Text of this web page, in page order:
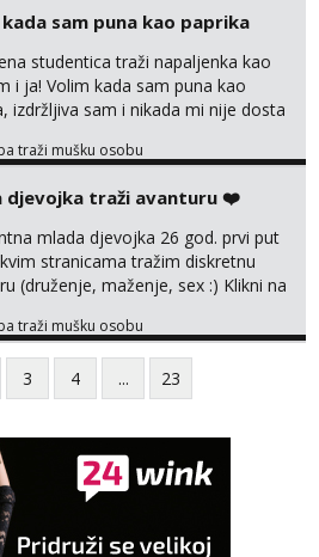
sam puna kao paprika
studentica traži napaljenka kao
i ja! Volim kada sam puna kao
izdržljiva sam i nikada mi nije dosta
i bilo gdje zato se javi što prije da
te!
traži mušku osobu
djevojka traži avanturu ❤️
mlada djevojka 26 god. prvi put
stranicama tražim diskretnu
(druženje, maženje, sex :) Klikni na
traži mušku osobu
3 4 ... 23